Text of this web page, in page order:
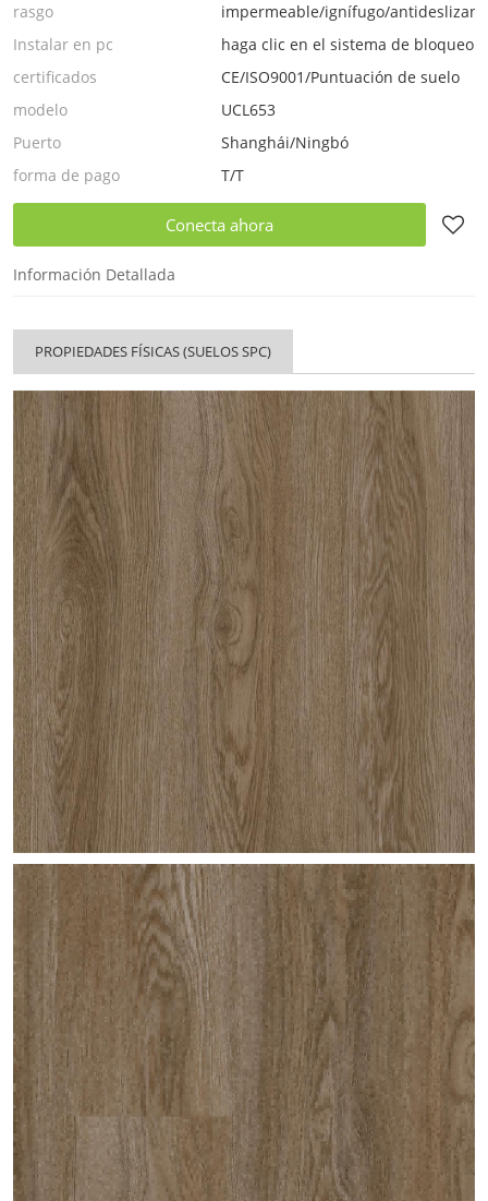
rasgo
impermeable/ignífugo/
Instalar en pc
haga clic en el sistema de bloqueo
certificados
CE/ISO9001/Puntuación de suelo
modelo
UCL653
Puerto
Shanghái/Ningbó
forma de pago
T/T
Conecta ahora
Información Detallada
PROPIEDADES FÍSICAS (SUELOS SPC)